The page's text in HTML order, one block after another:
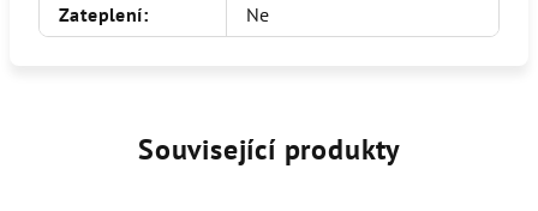
Zateplení: Ne
Související produkty